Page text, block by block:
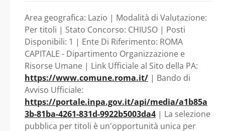
incarichi a tempo
determinato nel
profilo professionale
di Funzionario
Insegnante Scuola
dei Funzionari e
dell’Elevata Qualificazione
- Famiglia Educativa e
Sociale - Lazio - ROMA
CAPITALE - Dipartimento
Organizzazione e Risorse
Area geografica: Lazio | Modalità di Valutazione:
Per titoli | Stato Concorso: CHIUSO | Posti
Disponibili: 1 | Ente Di Riferimento: ROMA
CAPITALE - Dipartimento Organizzazione e
Risorse Umane | Link Ufficiale al Sito della PA:
https://www.comune.roma.it/ | Bando di
Avviso Ufficiale:
https://portale.inpa.gov.it/api/media/a1b85a
3b-81ba-4261-831d-9922b5003da4 | La selezione
pubblica per titoli è un'opportunità unica per